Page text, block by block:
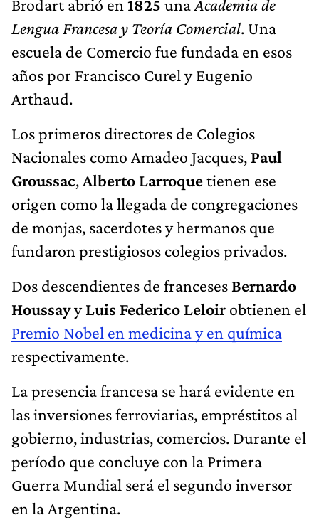
Brodart abrió en 1825 unaAcademia de
Lengua Francesa y Teoría Comercial. Una
escuela de Comercio fue fundada en esos
años por Francisco Curel y Eugenio
Arthaud.
Los primeros directores de Colegios
Nacionales como Amadeo Jacques, Paul
Groussac,Alberto Larroquetienen ese
origen como la llegada de congregaciones
de monjas, sacerdotes y hermanos que
fundaron prestigiosos colegios privados.
Dos descendientes de franceses Bernardo
HoussayyLuis Federico Leloir obtienen el
Premio Nobel en medicina y en química
respectivamente.
La presencia francesa se hará evidente en
las inversiones ferroviarias, empréstitos al
gobierno, industrias, comercios. Durante el
período que concluye con la Primera
Guerra Mundial será el segundo inversor
en la Argentina.